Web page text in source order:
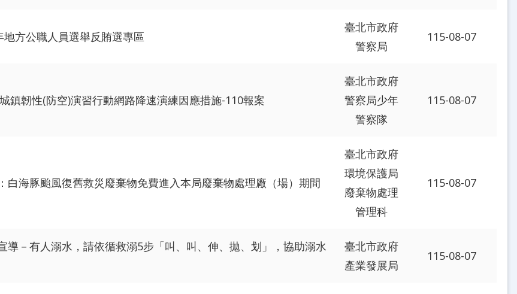
地方公職人員選舉反賄選專區
臺北市政府
警察局
115-08-07
鎮韌性(防空)演習行動網路降速演練因應措施-110報案
臺北市政府
警察局少年
警察隊
115-08-07
白海豚颱風復舊救災廢棄物免費進入本局廢棄物處理廠（場）期間
臺北市政府
環境保護局
廢棄物處理
管理科
115-08-07
導－有人溺水，請依循救溺5步「叫、叫、伸、拋、划」，協助溺水
臺北市政府
產業發展局
115-08-07